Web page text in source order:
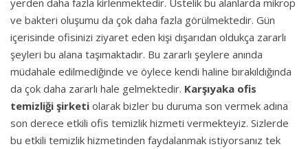
yerden daha fazla kirlenmektedir. Üstelik bu alanlarda mikrop
ve bakteri oluşumu da çok daha fazla görülmektedir. Gün
içerisinde ofisinizi ziyaret eden kişi dışarıdan oldukça zararlı
şeyleri bu alana taşımaktadır. Bu zararlı şeylere anında
müdahale edilmediğinde ve öylece kendi haline bırakıldığında
da çok daha zararlı hale gelmektedir. Karşıyaka ofis
temizliği şirketi olarak bizler bu duruma son vermek adına
son derece etkili ofis temizlik hizmeti vermekteyiz. Sizlerde
bu etkili temizlik hizmetinden faydalanmak istiyorsanız tek